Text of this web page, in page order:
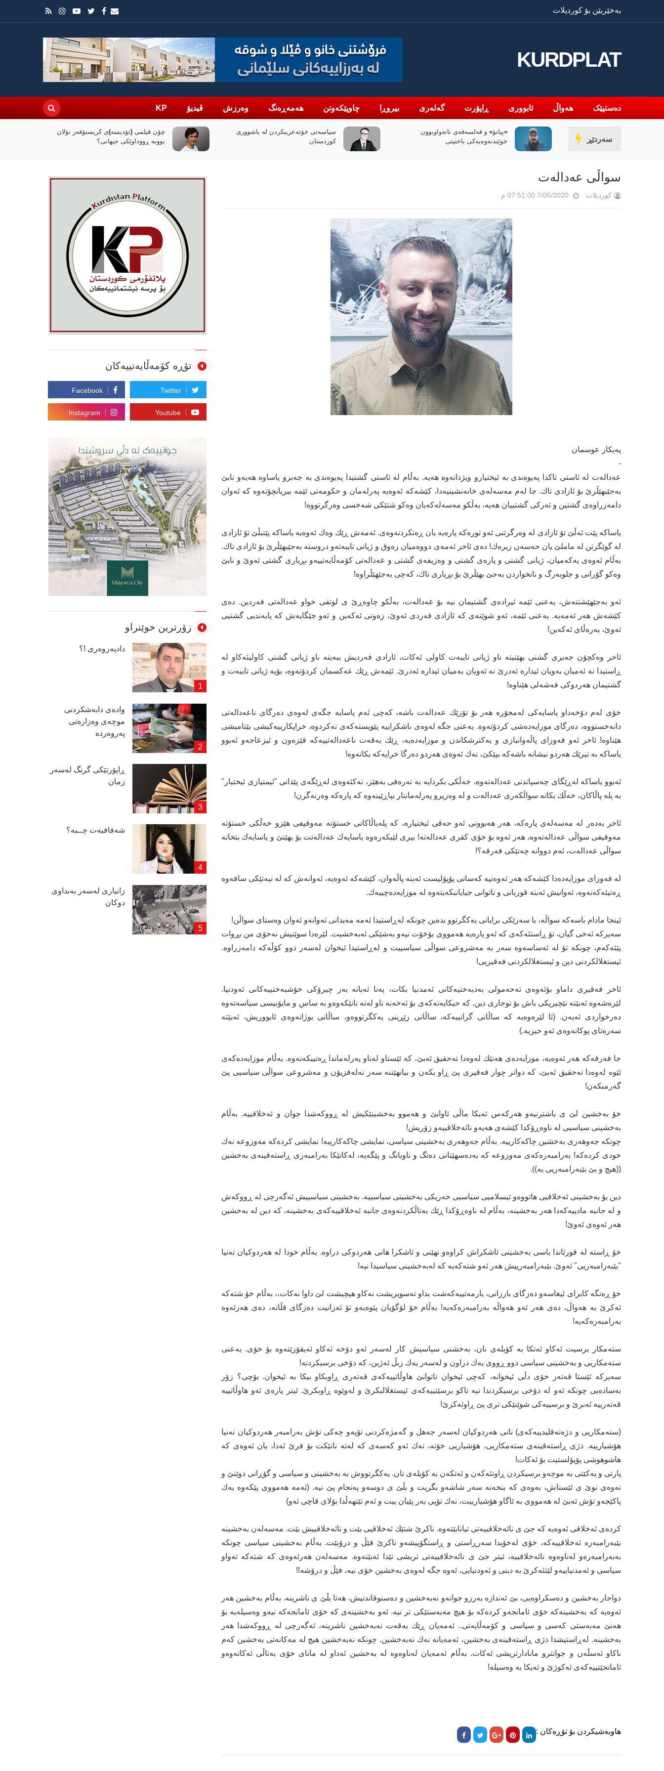
بەخێربێن بۆ کوردپلات
KURDPLAT
دەستپێک هەواڵ ئابووری ڕاپۆرت گەلەری بیروڕا چاوپێکەوتن هەمەڕەنگ وەرزش ڤیدیۆ KP
سەردێڕ
«پیانۆ» و فەلسەفەی ناتەواوبوون
خوێندنەوەیەکی باختینی
سیاسەتی خۆتەعریبکردن لە باشووری
کوردستان
چۆن فیلمی (ئۆدیسە)ی کریستۆفەر نۆلان
بووبە ڕووداوێکی جیهانی؟
سواڵی عەدالەت
کوردپلات 7/05/2020 07:51:00 م
پەیكار عوسمان
-
عەدالەت لە ئاستی تاکدا پەیوەندی بە ئیختیارو ویژدانەوە هەیە. بەڵام لە ئاستی گشتیدا پەیوەندی بە جەبرو یاساوە هەیەو نابێ
بەجێبهێڵرێ بۆ ئازادی تاك. جا لەم مەسەلەی خانەنشینیەدا، کێشەکە ئەوەیە پەرلەمان و حکومەتی ئێمە بیریانچۆتەوە کە ئەوان
دامەزراوەی گشتین و ئەرکی گشتییان هەیە، بەڵکو مەسەلەکەیان وەکو شتێکی شەخسی وەرگرتووە!
یاساکە پێت ئەڵێ تۆ ئازادی لە وەرگرتنی ئەو تورەکە پارەیە یان ڕەتکردنەوەی. ئەمەش ڕێك وەك ئەوەیە یاساکە پێتبڵێ تۆ ئازادی
لە گوێگرتن لە ماملێ یان حەسەن زیرەك! دەی ئاخر ئەمەی دووەمیان زەوق و ژیانی تایبەتەو دروستە بەجێبهێڵرێ بۆ ئازادی تاك.
بەڵام ئەوەی یەکەمیان، ژیانی گشتی و پارەی گشتی و وەزیفەی گشتی و عەدالەتی کۆمەڵایەتییەو بڕیاری گشتی ئەوێ و نابێ
وەکو گۆرانی و جلوبەرگ و نانخواردن بەجێ بهێڵرێ بۆ بڕیاری تاك، کەچی بەجێهێڵراوە!
ئەو بەجێهێشتنەش، یەعنی ئێمە ئیرادەی گشتیمان نیە بۆ عەدالەت، بەڵکو چاوەڕێ ی لوتفی خواو عەدالەتی فەردین. دەی
کێشەش هەر ئەمەیە. یەعنی ئێمە، ئەو شوێنەی کە ئازادی فەردی ئەوێ، زەوتی ئەکەین و ئەو جێگایەش کە پابەندیی گشتیی
ئەوێ، بەرەڵای ئەکەین!
ئاخر وەکچۆن جەبری گشتی بهێنیتە ناو ژیانی تایبەت کاولی ئەکات، ئازادی فەردیش ببەیتە ناو ژیانی گشتی کاولیئەکاو لە
ڕاستیدا نە ئەمیان بەویان ئیدارە ئەدرێ نە ئەویان بەمیان ئیدارە ئەدرێ. ئێمەش ڕێك عەکسمان کردۆتەوە، بۆیە ژیانی تایبەت و
گشتیمان هەردوکی فەشەلی هێناوە!
خۆی لەم دۆخەداو یاسایەکی لەمجۆرە هەر بۆ تۆزێك عەدالەت باشە، کەچی ئەم یاسایە جگەی لەوەی دەرگای ناعەدالەتی
دانەخستووە، دەرگای موزایەدەشی کردۆتەوە. یەعنی جگە لەوەی باشکراییە پێویستەکەی نەکردوە، خراپکارییەکیشی بێتامیشی
هێناوە! ئاخر ئەو فەوزای پاڵەوانبازی و یەکترشکاندن و موزایەدەیە، ڕێك بەقەت ناعەدالەتییەکە قێزەون و ئیزعاجەو ئەبوو
یاساکە بە تیرێك هەردو نیشانە باشەکە بپێکێ، نەك ئەوەی هەردو دەرگا خراپەکە بکاتەوە!
ئەبوو یاساکە لەڕێگای چەسپاندنی عەدالەتەوە، خەڵکی بکردایە بە تەرەفی بەهێز، نەکئەوەی لەڕێگەی پێدانی "ئیمتیازی ئیختیار"
بە پلە پاڵاکان، خەڵك بکاتە سواڵکەری عەدالەت و لە وەزیرو پەرلەمانتار بپاڕێینەوە کە پارەکە وەرنەگرن!
ئاخر بەدەر لە مەسەلەی پارەکە، هەر هەبوونی ئەو حەقی ئیختیارە، کە پلەباڵاکانی خستۆتە مەوقیفی هێزو خەڵکی خستۆتە
مەوقیفی سواڵی عەدالەتەوە، هەر ئەوە بۆ خۆی کفری عەدالەتە! بیری لێبکەرەوە یاسایەك عەدالەتت بۆ بهێنێ و یاسایەك بتخاتە
سواڵی عەدالەت، ئەم دووانە چەنێکی فەرقە؟!
لە فەوزای موزایەدەدا کێشەکە هەر ئەوەنیە کەسانی پۆپۆلیست ئەبنە پاڵەوان، کێشەکە ئەوەیە، ئەوانەش کە لە نیەتێکی سافەوە
ڕەتیئەکەنەوە، ئەوانیش ئەبنە قوربانی و ناتوانی جیایانبکەیتەوە لە موزایەدەچییەك.
ئینجا مادام باسەکە سواڵە، با سەرێکی برایانی یەکگرتوو بدەین چونکە لەڕاستیدا ئەمە مەیدانی ئەوانەو ئەوان وەستای سواڵن!
سەیرکە ئەخی گیان، تۆ ڕاستئەکەی کە ئەو پارەیە هەمووی بۆخۆت نیەو بەشێکی ئەبەخشیت. لێرەدا سوێنیش نەخۆی من بڕوات
پێئەکەم، چونکە تۆ لە ئەساسەوە سەر بە مەشروعی سواڵی سیاسییت و لەڕاستیدا ئیخوان لەسەر دوو کۆڵەکە دامەزراوە.
ئیستغلالکردنی دین و ئیستغلالکردنی فەقیریی!
ئاخر فەقیری داماو بۆئەوەی تەحەمولی بەدبەختیەکانی ئەمدنیا بکات، پەنا ئەباتە بەر چیرۆکی خۆشبەختییەکانی ئەودنیا.
لێرەشەوە ئەبێتە نێچیریکی باش بۆ توجاری دین. کە حیکایەتەکەی بۆ ئەخەنە ناو لەتە نانێكەوەو بە ساس و مایۆنیسی سیاسەتەوە
دەرخواردی ئەیەن. (ئا لێرەوەیە کە ساڵانی گرانییەکە، ساڵانی زێڕینی یەکگرتووەو، ساڵانی بوژانەوەی ئابووریش، ئەبێتە
سەرەتای پوکانەوەی ئەو حیزبە.)
جا فەرقەکە هەر ئەوەیە، موزایەدەی هەنێك لەوەدا تەحقیق ئەبێ، کە ئێستاو لەناو پەرلەماندا ڕەتیبکەنەوە. بەڵام موزایەدەکەی
ئێوە لەوەدا تەحقیق ئەبێ، کە دواتر چوار فەقیری پێ ڕاو بکەن و بیانهێننە سەر تەلەفزیۆن و مەشروعی سواڵی سیاسیی پێ
گەرمبکەن!
خۆ بەخشین لێ ی باشترنیەو هەرکەس ئەیکا ماڵی ئاوابێ و هەموو بەخشینێکیش لە ڕووکەشدا جوان و ئەخلاقییە. بەڵام
بەخشینی سیاسیی لە ناوەڕۆکدا کێشەی هەیەو نائەخلاقییەو زۆریش!
چونکە جەوهەری بەخشین چاکەکارییە. بەڵام جەوهەری بەخشینی سیاسی، نمایشی چاکەکارییە! نمایشی کردەکە مەوزوعە نەك
خودی کردەکە! بەرامبەرەکەی مەوزوعە کە بەدەسهێنانی دەنگ و ناوبانگ و پێگەیە، لەکاتێکا بەرامبەری ڕاستەقینەی بەخشین
((هیچ و بێ بێبەرامبەریی یە)).
دین بۆ بەخشینی ئەخلاقیی هاتووەو ئیسلامیی سیاسیی خەریکی بەخشینی سیاسییە. بەخشینی سیاسییش ئەگەرچی لە ڕووکەش
و لە جانبە مادییەکەدا هەر بەخشینە، بەڵام لە ناوەڕۆکدا ڕێك بەتاڵکردنەوەی جانبە ئەخلاقییەکەی بەخشینە، کە دین لە بەخشین
هەر ئەوەی ئەوێ!
خۆ ڕاستە لە قورئاندا باسی بەخشینی ئاشکراش کراوەو نهێنی و ئاشکرا هانی هەردوکی دراوە. بەڵام خودا لە هەردوکیان تەنیا
"بێبەرامبەریی" ئەوێ. بێبەرامبەرییش هەر ئەو شتەکەیە کە لەبەخشینی سیاسیدا نیە!
خۆ ڕەنگە کابرای ئیغاسەو دەزگای بارزانی، یارمەتییەکەشت بداو تەسویریشت نەکاو هیچیشت لێ داوا نەکات،، بەڵام خۆ شتەکە
ئەکرێ بە هەواڵ، دەی هەر ئەو هەواڵە بەرامبەرەکەیە! بەڵام خۆ لۆگۆیان پێوەیەو تۆ ئەزانیت دەزگای فڵانە، دەی هەرئەوە
بەرامبەرەکەیە!
ستەمکار برسیت ئەکاو ئەتکا بە کۆیلەی نان، بەخشنی سیاسیش کار لەسەر ئەو دۆخە ئەکاو ئەیقۆزێتەوە بۆ خۆی. یەعنی
ستەمکاریی و بەخشینی سیاسی دوو ڕووی یەك دراون و لەسەر یەك زبڵ ئەژین، کە دۆخی برسیکردنە!
سەیرکە ئێستا قەتەر خۆی دڵی ئیخوانە، کەچی ئیخوان ناتوانێ هاوڵاتییەکەی قەتەری ڕاوبکاو بیکا بە ئیخوان. بۆچی؟ زۆر
بەسادەیی چونکە ئەو لە دۆخی برسیکردندا نیە تاکو برسێتییەکەی ئیستغلالبکرێ و لەوێوە ڕاوبکرێ. ئیتر پارەی ئەو هاوڵاتییە
قەتەرییە ئەبرێ و برسییەکی شوێنێکی تری پێ ڕاوئەکرێ!
(ستەمکاریی و دژەتەقلیدییەکەی) نانی هەردوکیان لەسەر جەهل و گەمژەکردنی تۆیەو چەکی تۆش بەرامبەر هەردوکیان تەنیا
هۆشیارییە. دژی ڕاستەقینەی ستەمکاریی، هۆشیاریی خۆتە، نەك ئەو کەسەی کە لەتە نانێکت بۆ فرێ ئەدا، یان ئەوەی کە
هاشوهوشی پۆپۆلستیت بۆ ئەکات!
پارتی و یەکێتی بە موچەو برسیکردن ڕاوتئەکەن و ئەتکەن بە کۆیلەی نان. یەکگرتووش بە بەخشینی و سیاسی و گۆڕانی دوێنێ و
نەوەی نوێ ی ئێستاش، بەوەی کە بتخەنە سەر شاشەو بگریت و بڵێ ی دوسەو پەنجام پێ نیە. (ئەمە هەمووی پێکەوە یەك
پاکێجەو تۆش ئەبێ لە هەمووی بە ئاگاو هۆشیاربیت، نەك تۆپی بەر پێیان بیت و ئەم تێتهەڵدا بۆلای قاچی ئەو)
کردەی ئەخلاقی ئەوەیە کە جێ ی نائەخلاقییەتی تیانابێتەوە. ناکرێ شتێك ئەخلاقیی بێت و نائەخلاقییش بێت. مەسەلەن بەخشینە
بێبەرامبەرە ئەخلاقییەکە، خۆی لەخۆیدا سەرڕاستی و ڕاستگۆییشەو ناکرێ فێڵ و درۆبێت. بەڵام بەخشینی سیاسی چونکە
بەبەرامبەرەو لەناوەوە نائەخلاقییە، ئیتر جێ ی نائەخلاقییەتی تریشی تێدا ئەبێتەوە. مەسەلەن هەرئەوەی کە شتەکە تەواو
سیاسی و ئەمدنیاییەو لێتئەکرێ بە دینی و ئەودنیایی، ئەوە جگە لەوەی بەخشین خۆی نیە، فێڵ و درۆشە!!
دواجار بەخشین و دەسکراوەیی، بێ ئەندازە بەرزو جوانەو نەبەخشین و دەسنوقاندنیش، هەتا بڵێ ی ناشرینە. بەڵام بەخشین هەر
ئەوەیە کە بەخشینەکە خۆی ئامانجەو کردەکە بۆ هیچ مەبەستێکی تر نیە. ئەو بەخشینەی کە خۆی ئامانجەکە نیەو وەسیلەیە بۆ
هەنێ مەبەستی کەسی و سیاسی و کۆمەڵایەتی.. ئەمەیان ڕێك بەقەت نەبەخشین ناشرینە، ئەگەرچی لە ڕووکەشدا هەر
بەخشینە. لەڕاستیشدا دژی ڕاستەقینەی بەخشین، ئەمەیانە نەك نەبەخشین. چونکە نەبەخشین هیچ لە مەکانەتی بەخشین کەم
ناکاو ئەسڵەن و جوانترو مانادارتریشی ئەکات. بەڵام ئەمەیان لەناوەوە لە بەخشین ئەداو لە مانای خۆی بەتاڵی ئەکاتەوەو
ئامانجێتییەکەی ئەکوژێ و ئەیکا بە وەسیلە!
هاوبەشیکردن بۆ تۆڕەکان :
تۆڕە کۆمەڵایەتییەکان
زۆرترین خوێنراو
دادپەروەری !؟
وادەی دابەشكردنی
موچەی وەزارەتی
پەروەردە
ڕاپۆرتێكی گرنگ لەسەر
زمان
شەفافیەت چــیە؟
زانیاری لەسەر بەنداوی
دوكان